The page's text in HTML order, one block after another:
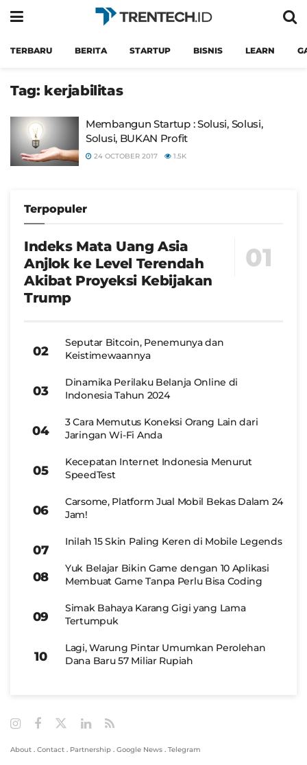
TERBARU BERITA STARTUP BISNIS LEARN
Tag: kerjabilitas
Membangun Startup : Solusi, Solusi,
Solusi, BUKAN Profit
24 OCTOBER 2017 1.5K
Terpopuler
Indeks Mata Uang Asia
Anjlok ke Level Terendah
Akibat Proyeksi Kebijakan
Trump
Seputar Bitcoin, Penemunya dan
Keistimewaannya
Dinamika Perilaku Belanja Online di
Indonesia Tahun 2024
3 Cara Memutus Koneksi Orang Lain dari
Jaringan Wi-Fi Anda
Kecepatan Internet Indonesia Menurut
SpeedTest
Carsome, Platform Jual Mobil Bekas Dalam 24
Jam!
Inilah 15 Skin Paling Keren di Mobile Legends
Yuk Belajar Bikin Game dengan 10 Aplikasi
Membuat Game Tanpa Perlu Bisa Coding
Simak Bahaya Karang Gigi yang Lama
Tertumpuk
Lagi, Warung Pintar Umumkan Perolehan
Dana Baru 57 Miliar Rupiah
About . Contact . Partnership . Google News . Telegram